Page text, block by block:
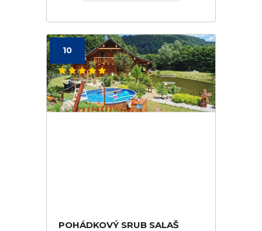
10
POHÁDKOVÝ SRUB SALAŠ